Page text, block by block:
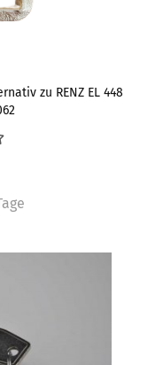
zu RENZ EL 448